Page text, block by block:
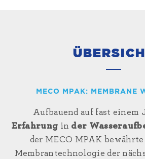
MECO MPAK: MEMBRANE
Aufbauend auf fast einem
Erfahrung in der
der MECO MPAK
Membrantechnologie der